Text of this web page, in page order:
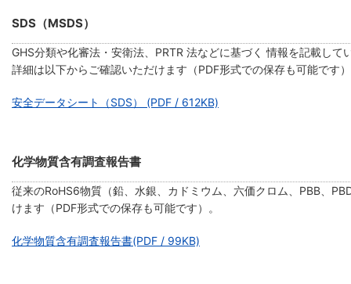
SDS（MSDS）
GHS分類や化審法・安衛法、PRTR 法などに基づく 情報を記載して
詳細は以下からご確認いただけます（PDF形式での保存も可能です
安全データシート（SDS） (PDF / 612KB)
化学物質含有調査報告書
従来のRoHS6物質（鉛、水銀、カドミウム、六価クロム、PBB、
けます（PDF形式での保存も可能です）。
化学物質含有調査報告書(PDF / 99KB)